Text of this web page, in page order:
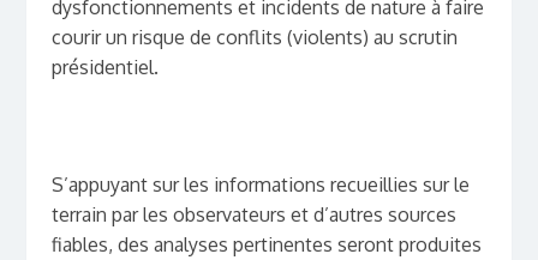
dysfonctionnements et incidents de nature à faire
courir un risque de conflits (violents) au scrutin
présidentiel.
S’appuyant sur les informations recueillies sur le
terrain par les observateurs et d’autres sources
fiables, des analyses pertinentes seront produites